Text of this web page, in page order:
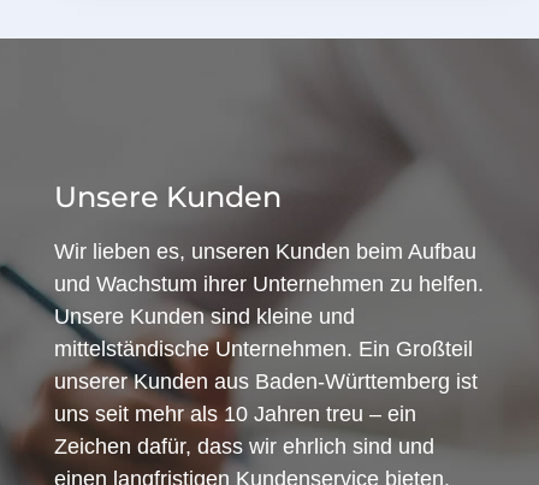
Unsere Kunden
Wir lieben es, unseren Kunden beim Aufbau
und Wachstum ihrer Unternehmen zu helfen.
Unsere Kunden sind kleine und
mittelständische Unternehmen. Ein Großteil
unserer Kunden aus Baden-Württemberg ist
uns seit mehr als 10 Jahren treu – ein
Zeichen dafür, dass wir ehrlich sind und
einen langfristigen Kundenservice bieten.